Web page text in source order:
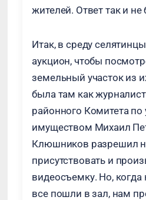
жителей. Ответ так и не
Итак, в среду
аукцион, чтобы
земельный участок из
была там как
районного Комитета
имуществом Михаил
Клюшников разрешил
присутствовать и
видеосъемку. Но, когда
все пошли в зал, нам